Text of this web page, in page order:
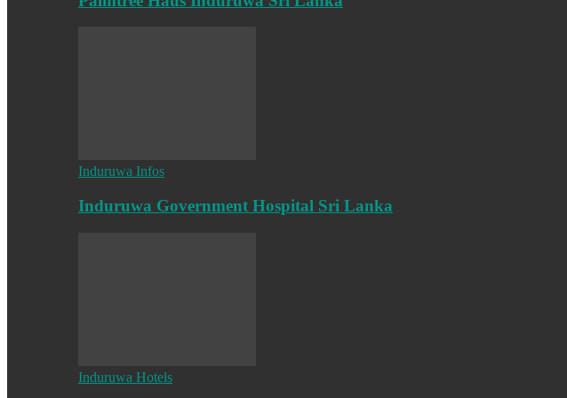
Induruwa Infos
Induruwa Government Hospital Sri Lanka
Induruwa Hotels